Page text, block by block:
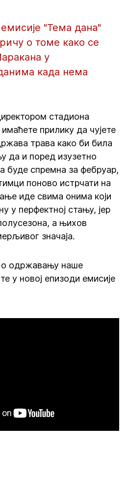
"Тема дана"
о томе како се
у
када нема
стадиона
прилику да чујете
трава како би била
да и поред изузетно
буде спремна за фебруар,
поново истрчати на
иде свима онима који
у перфектној стању, јер
а њихов
значаја.
о одржавању наше
у новој епизоди емисије